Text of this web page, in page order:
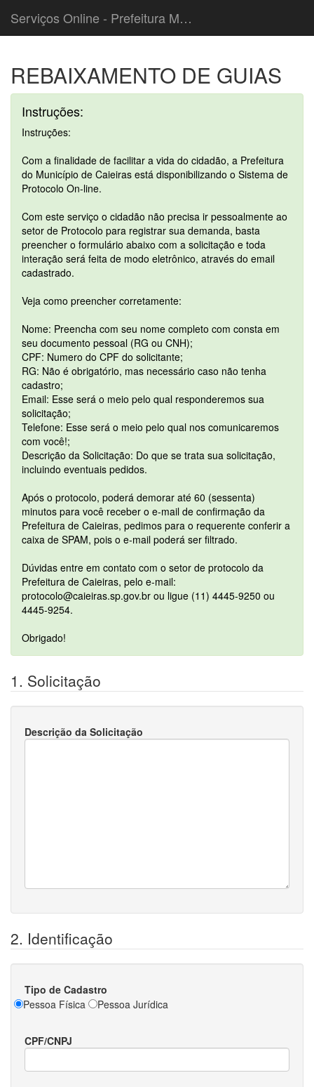
Serviços Online - Prefeitura Municipal de Caieiras
REBAIXAMENTO DE GUIAS
Instruções:
Instruções:
Com a finalidade de facilitar a vida do cidadão, a Prefeitura
do Município de Caieiras está disponibilizando o Sistema de
Protocolo On-line.
Com este serviço o cidadão não precisa ir pessoalmente ao
setor de Protocolo para registrar sua demanda, basta
preencher o formulário abaixo com a solicitação e toda
interação será feita de modo eletrônico, através do email
cadastrado.
Veja como preencher corretamente:
Nome: Preencha com seu nome completo com consta em
seu documento pessoal (RG ou CNH);
CPF: Numero do CPF do solicitante;
RG: Não é obrigatório, mas necessário caso não tenha
cadastro;
Email: Esse será o meio pelo qual responderemos sua
solicitação;
Telefone: Esse será o meio pelo qual nos comunicaremos
com você!;
Descrição da Solicitação: Do que se trata sua solicitação,
incluindo eventuais pedidos.
Após o protocolo, poderá demorar até 60 (sessenta)
minutos para você receber o e-mail de confirmação da
Prefeitura de Caieiras, pedimos para o requerente conferir a
caixa de SPAM, pois o e-mail poderá ser filtrado.
Dúvidas entre em contato com o setor de protocolo da
Prefeitura de Caieiras, pelo e-mail:
protocolo@caieiras.sp.gov.br ou ligue (11) 4445-9250 ou
4445-9254.
Obrigado!
1. Solicitação
Descrição da Solicitação
2. Identificação
Tipo de Cadastro
Pessoa Física
Pessoa Jurídica
CPF/CNPJ